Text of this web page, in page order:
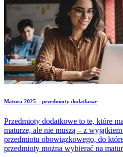
Matura 2025 – przedmioty dodatkowe
Przedmioty dodatkowe to te, które
maturze, ale nie muszą – z
przedmiotu obowiązkowego, do
przedmioty można wybierać na